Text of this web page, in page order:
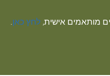
מותאמים אישית, לחץ כאן.